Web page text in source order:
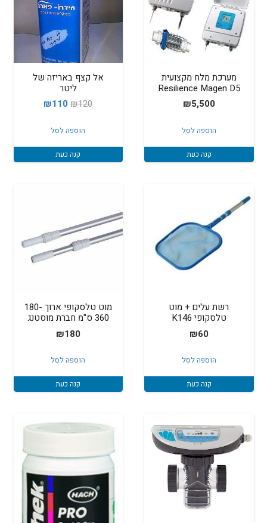
מערכת מלח מקצועית
Resilience Magen D5
₪5,500
הוספה לסל
קנה כעת
אל קצף באריזה של
ליטר
₪120
המחיר
היה:
₪120.
₪110
המחיר
₪110.
הוספה לסל
קנה כעת
רשת עלים + מוט
טלסקופי K146
₪60
הוספה לסל
קנה כעת
מוט טלסקופי ארוך 180-
360 ס"מ חברת מוסטנג
₪180
הוספה לסל
קנה כעת